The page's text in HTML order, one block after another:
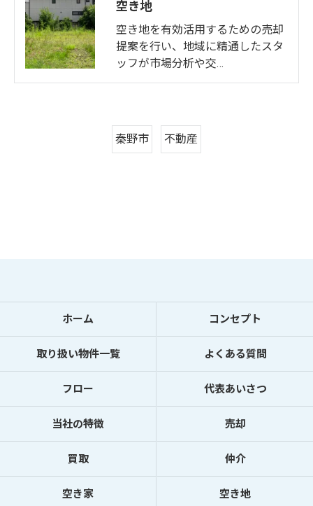
空き地
空き地を有効活用するための売却
提案を行い、地域に精通したスタ
ッフが市場分析や交…
秦野市 不動産
ホーム コンセプト
取り扱い物件一覧 よくある質問
フロー 代表あいさつ
当社の特徴 売却
買取 仲介
空き家 空き地